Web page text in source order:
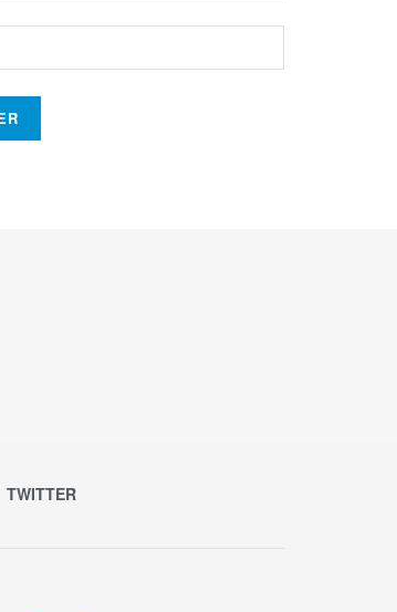
TWITTER